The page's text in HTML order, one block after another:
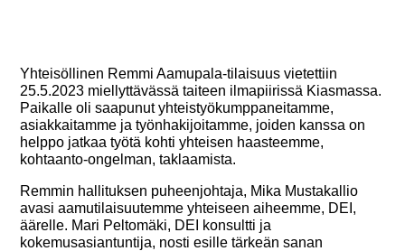
Yhteisöllinen Remmi Aamupala-tilaisuus vietettiin
25.5.2023 miellyttävässä taiteen ilmapiirissä Kiasmassa.
Paikalle oli saapunut yhteistyökumppaneitamme,
asiakkaitamme ja työnhakijoitamme, joiden kanssa on
helppo jatkaa työtä kohti yhteisen haasteemme,
kohtaanto-ongelman, taklaamista.
Remmin hallituksen puheenjohtaja, Mika Mustakallio
avasi aamutilaisuutemme yhteiseen aiheemme, DEI,
äärelle. Mari Peltomäki, DEI konsultti ja
kokemusasiantuntija, nosti esille tärkeän sanan